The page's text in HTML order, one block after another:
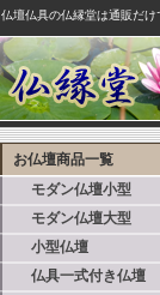
仏壇仏具の仏縁堂は通販だ
お仏壇商品一覧
モダン仏壇小型
モダン仏壇大型
小型仏壇
仏具一式付き仏壇